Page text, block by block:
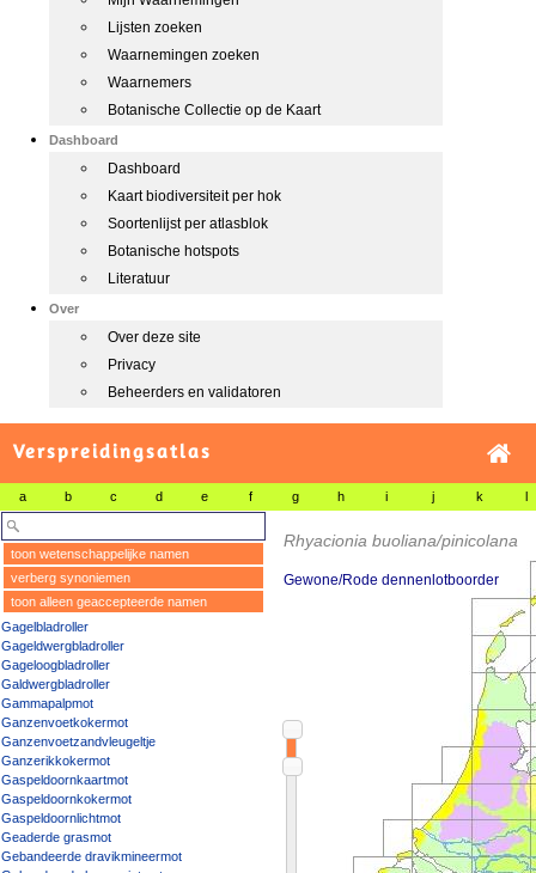
Lijsten zoeken
Waarnemingen zoeken
Waarnemers
Botanische Collectie op de Kaart
Dashboard
Dashboard
Kaart biodiversiteit per hok
Soortenlijst per atlasblok
Botanische hotspots
Literatuur
Over
Over deze site
Privacy
Beheerders en validatoren
Verspreidingsatlas
a b c d e f g h i j k l
toon wetenschappelijke namen
verberg synoniemen
toon alleen geaccepteerde namen
Gagelbladroller
Gageldwergbladroller
Gageloogbladroller
Galdwergbladroller
Gammapalpmot
Ganzenvoetkokermot
Ganzenvoetzandvleugeltje
Ganzerikkokermot
Gaspeldoornkaartmot
Gaspeldoornkokermot
Gaspeldoornlichtmot
Geaderde grasmot
Gebandeerde dravikmineermot
Rhyacionia buoliana/pinicolana
Gewone/Rode dennenlotboorder